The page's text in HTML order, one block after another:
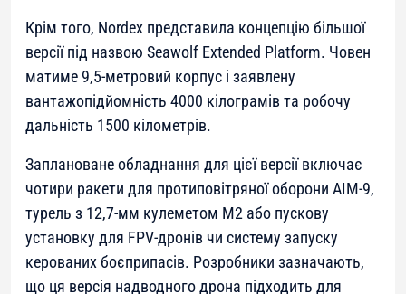
Крім того, Nordex представила концепцію більшої
версії під назвою Seawolf Extended Platform. Човен
матиме 9,5-метровий корпус і заявлену
вантажопідйомність 4000 кілограмів та робочу
дальність 1500 кілометрів.
Заплановане обладнання для цієї версії включає
чотири ракети для протиповітряної оборони AIM-9,
турель з 12,7-мм кулеметом М2 або пускову
установку для FPV-дронів чи систему запуску
керованих боєприпасів. Розробники зазначають,
що ця версія надводного дрона підходить для